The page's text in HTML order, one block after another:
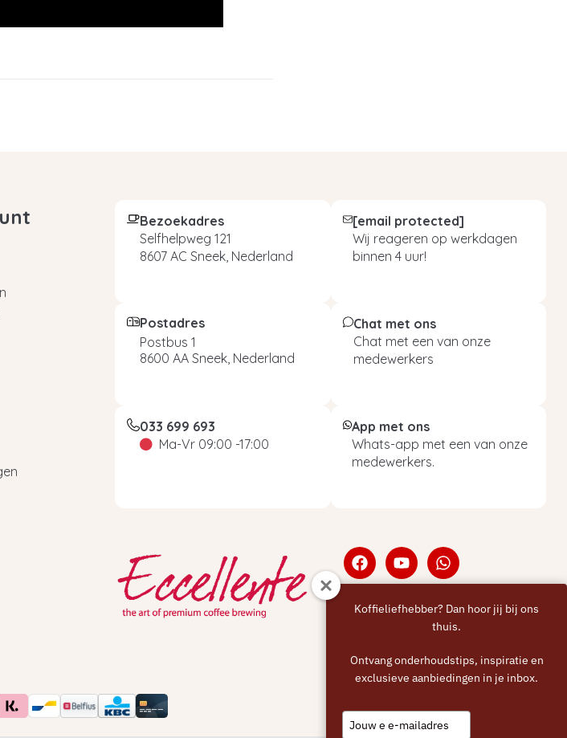
Bezoekadres
Selfhelpweg 121
8607 AC Sneek, Nederland
[email protected]
Wij reageren op werkdagen
binnen 4 uur!
Postadres
Postbus 1
8600 AA Sneek, Nederland
Chat met ons
Chat met een van onze
medewerkers
033 699 693
Ma-Vr 09:00 -17:00
App met ons
Whats-app met een van onze
medewerkers.
Koffieliefhebber? Dan hoor jij bij ons
thuis.
Ontvang onderhoudstips, inspiratie en
exclusieve aanbiedingen in je inbox.
your